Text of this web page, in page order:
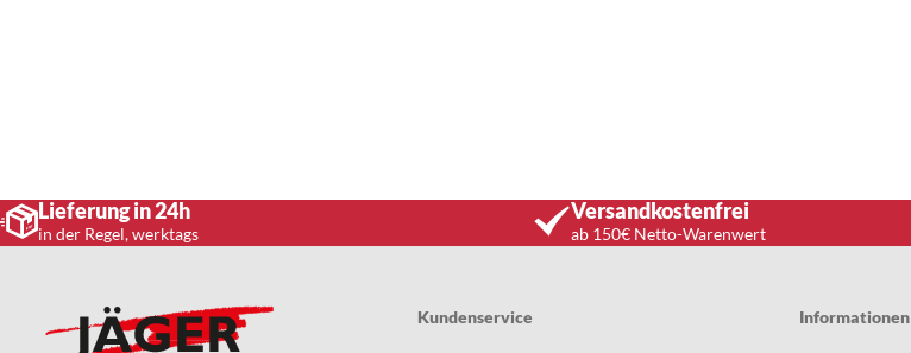
Lieferung in 24h
in der Regel, werktags
Versandkostenfrei
ab 150€ Netto-Warenwert
Kundenservice Informationen